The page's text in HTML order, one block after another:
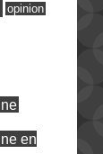
opinion
en